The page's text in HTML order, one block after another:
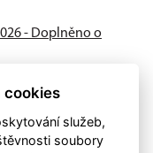
- Doplněno o
tradičně v
cookies
služeb,
soubory